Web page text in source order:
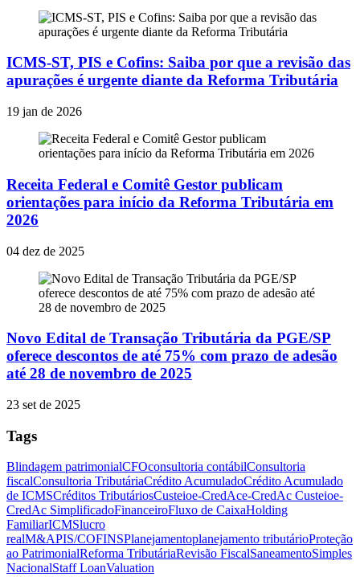
ICMS-ST, PIS e Cofins: Saiba por que a revisão das
apurações é urgente diante da Reforma Tributária
19 jan de 2026
Receita Federal e Comitê Gestor publicam
orientações para início da Reforma Tributária em
2026
04 dez de 2025
Novo Edital de Transação Tributária da PGE/SP
oferece descontos de até 75% com prazo de adesão
até 28 de novembro de 2025
23 set de 2025
Tags
Blindagem patrimonialCFOconsultoria contábilConsultoria
fiscalConsultoria TributáriaCrédito AcumuladoCrédito Acumulado
de ICMSCréditos TributáriosCusteioe-CredAce-CredAc Custeioe-
CredAc SimplificadoFinanceiroFluxo de CaixaHolding
FamiliarICMSlucro
realM&APIS/COFINSPlanejamentoplanejamento tributárioProteção
ao PatrimonialReforma TributáriaRevisão FiscalSaneamentoSimples
NacionalStaff LoanValuation